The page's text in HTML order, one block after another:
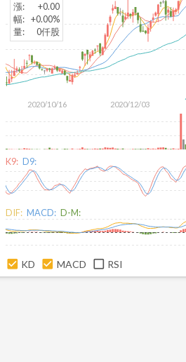
2020/10/16 2020/12/03
漲:
+0.00
幅: +0.00%
量: 0仟股
K9: D9:
DIF: MACD: D-M:
KD MACD RSI